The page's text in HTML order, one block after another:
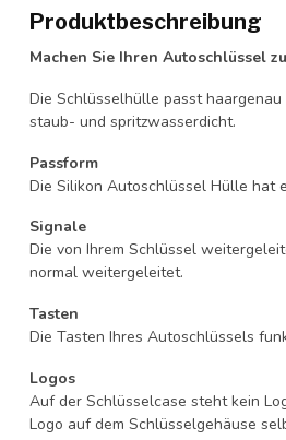
Produktbeschreibung
Machen Sie Ihren Autoschlüssel
Die Schlüsselhülle passt
staub- und spritzwasserdicht.
Passform
Die Silikon Autoschlüssel Hülle hat
Signale
Die von Ihrem Schlüssel
normal weitergeleitet.
Tasten
Die Tasten Ihres Autoschlüssels
Logos
Auf der Schlüsselcase steht kein
Logo auf dem Schlüsselgehäuse